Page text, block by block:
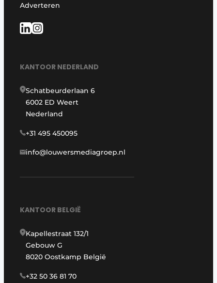
Adverteren
KANTOOR NEDERLAND
Schatbeurderlaan 6
6002 ED Weert
Nederland
+31 495 450095
info@louwersmediagroep.nl
KANTOOR BELGIË
Kapellestraat 132/1
Gebouw G
8020 Oostkamp België
+32 50 36 81 70